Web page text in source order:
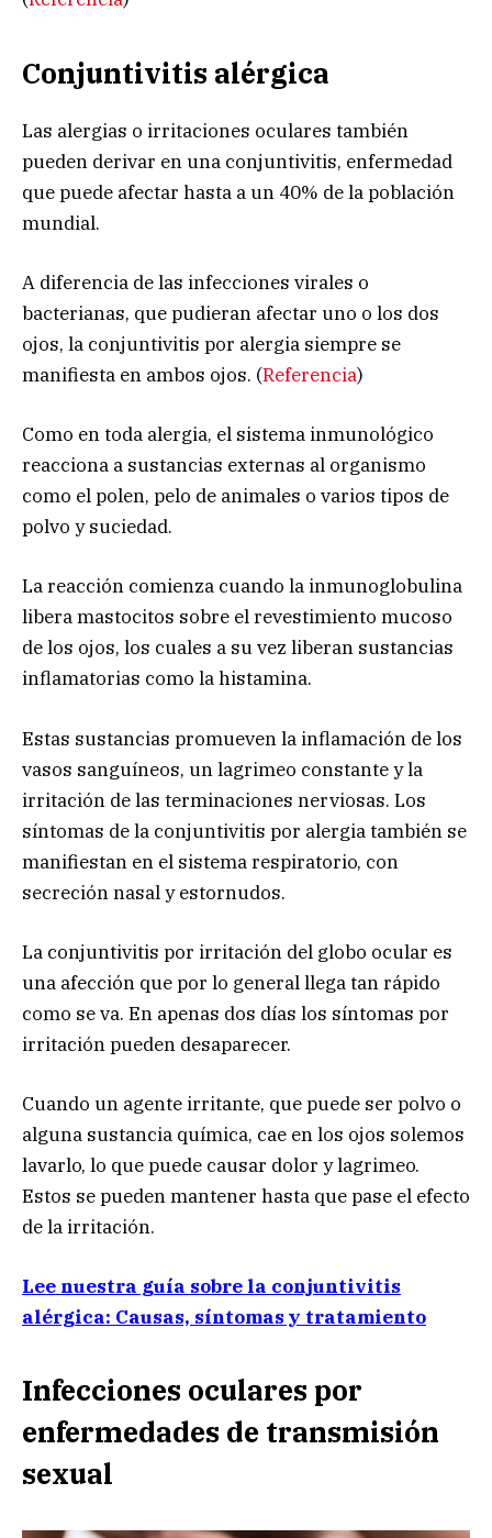
Conjuntivitis alérgica
Las alergias o irritaciones oculares también
pueden derivar en una conjuntivitis, enfermedad
que puede afectar hasta a un 40% de la población
mundial.
A diferencia de las infecciones virales o
bacterianas, que pudieran afectar uno o los dos
ojos, la conjuntivitis por alergia siempre se
manifiesta en ambos ojos. (Referencia)
Como en toda alergia, el sistema inmunológico
reacciona a sustancias externas al organismo
como el polen, pelo de animales o varios tipos de
polvo y suciedad.
La reacción comienza cuando la inmunoglobulina
libera mastocitos sobre el revestimiento mucoso
de los ojos, los cuales a su vez liberan sustancias
inflamatorias como la histamina.
Estas sustancias promueven la inflamación de los
vasos sanguíneos, un lagrimeo constante y la
irritación de las terminaciones nerviosas. Los
síntomas de la conjuntivitis por alergia también se
manifiestan en el sistema respiratorio, con
secreción nasal y estornudos.
La conjuntivitis por irritación del globo ocular es
una afección que por lo general llega tan rápido
como se va. En apenas dos días los síntomas por
irritación pueden desaparecer.
Cuando un agente irritante, que puede ser polvo o
alguna sustancia química, cae en los ojos solemos
lavarlo, lo que puede causar dolor y lagrimeo.
Estos se pueden mantener hasta que pase el efecto
de la irritación.
Lee nuestra guía sobre la conjuntivitis
alérgica: Causas, síntomas y tratamiento
Infecciones oculares por
enfermedades de transmisión
sexual